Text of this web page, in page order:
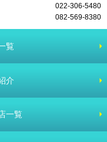
022-306-5480
082-569-8380
覧
介
一覧